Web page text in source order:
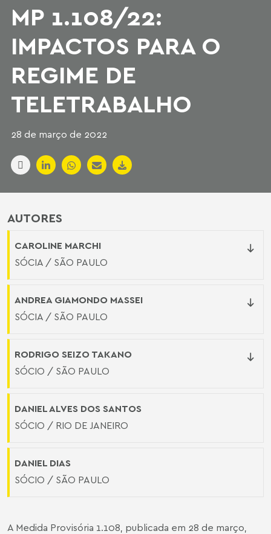
MP 1.108/22:
IMPACTOS PARA O
REGIME DE
TELETRABALHO
28 de março de 2022
AUTORES
CAROLINE MARCHI
SÓCIA / SÃO PAULO
ANDREA GIAMONDO MASSEI
SÓCIA / SÃO PAULO
RODRIGO SEIZO TAKANO
SÓCIO / SÃO PAULO
DANIEL ALVES DOS SANTOS
SÓCIO / RIO DE JANEIRO
DANIEL DIAS
SÓCIO / SÃO PAULO
A Medida Provisória 1.108, publicada em 28 de março,